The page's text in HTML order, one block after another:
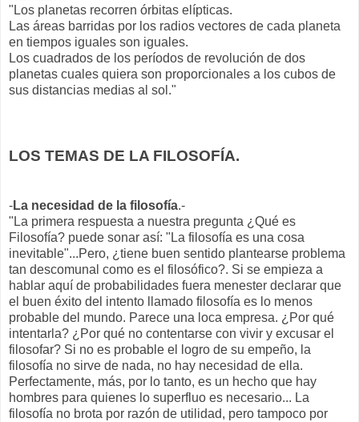
"Los planetas recorren órbitas elípticas.
Las áreas barridas por los radios vectores de cada planeta
en tiempos iguales son iguales.
Los cuadrados de los períodos de revolución de dos
planetas cuales quiera son proporcionales a los cubos de
sus distancias medias al sol."
LOS TEMAS DE LA FILOSOFÍA.
-La necesidad de la filosofía.-
"La primera respuesta a nuestra pregunta ¿Qué es
Filosofía? puede sonar así: "La filosofía es una cosa
inevitable"...Pero, ¿tiene buen sentido plantearse problema
tan descomunal como es el filosófico?. Si se empieza a
hablar aquí de probabilidades fuera menester declarar que
el buen éxito del intento llamado filosofía es lo menos
probable del mundo. Parece una loca empresa. ¿Por qué
intentarla? ¿Por qué no contentarse con vivir y excusar el
filosofar? Si no es probable el logro de su empeño, la
filosofía no sirve de nada, no hay necesidad de ella.
Perfectamente, más, por lo tanto, es un hecho que hay
hombres para quienes lo superfluo es necesario... La
filosofía no brota por razón de utilidad, pero tampoco por